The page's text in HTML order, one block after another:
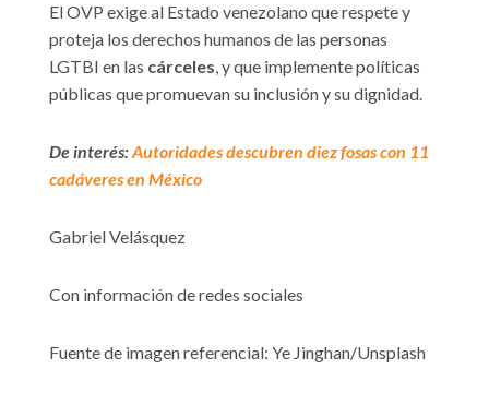
El OVP exige al Estado venezolano que respete y
proteja los derechos humanos de las personas
LGTBI en las cárceles, y que implemente políticas
públicas que promuevan su inclusión y su dignidad.
De interés:Autoridades descubren diez fosas con 11
cadáveres en México
Gabriel Velásquez
Con información de redes sociales
Fuente de imagen referencial: Ye Jinghan/Unsplash